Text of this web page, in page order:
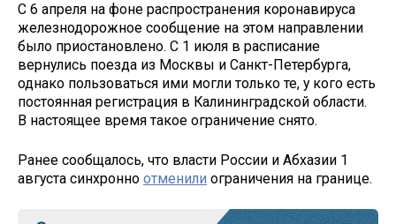
С 6 апреля на фоне распространения коронавируса
железнодорожное сообщение на этом направлении
было приостановлено. С 1 июля в расписание
вернулись поезда из Москвы и Санкт-Петербурга,
однако пользоваться ими могли только те, у кого есть
постоянная регистрация в Калининградской области.
В настоящее время такое ограничение снято.
Ранее сообщалось, что власти России и Абхазии 1
августа синхронно отменили ограничения на границе.